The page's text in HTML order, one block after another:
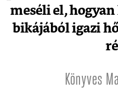
meséli el, hogyan
bikájából igazi
Könyves